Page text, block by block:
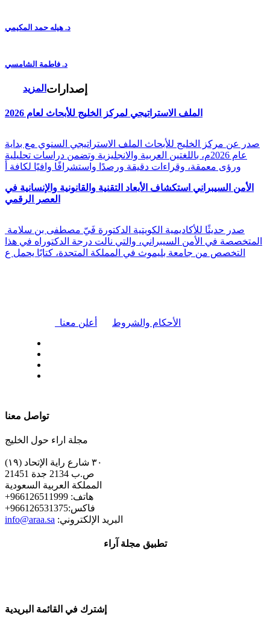
د. هيله حمد المكيمي
د. فاطمة الشامسي
المزيد إصدارات
الملف الاستراتيجي لمركز الخليج للأبحاث لعام 2026
صدر عن مركز الخليج للأبحاث الملف الاستراتيجي السنوي مع بداية
عام 2026م، باللغتين العربية والانجليزية وتضمن دراسات تحليلية
ورؤى معمقة، وقراءات دقيقة ورصدًا واستشرافًا وافيًا لكافة أ
الأمن السيبراني استكشاف الأبعاد التقنية والقانونية والإنسانية في
العصر الرقمي
المتخصصة في الأمن السيبراني، والتي نالت درجة الدكتوراه في هذا
التخصص من جامعة بليموث في المملكة المتحدة، كتابًا يحمل ع
أعلن معنا الأحكام والشروط
تواصل معنا
مجلة اراء حول الخليج
٣٠ شارع راية الإتحاد (١٩)
ص.ب 2134 جدة 21451
المملكة العربية السعودية
+هاتف: 966126511999
+فاكس:966126531375
info@araa.sa :البريد الإلكتروني
تطبيق مجلة آراء
إشترك في القائمة البريدية